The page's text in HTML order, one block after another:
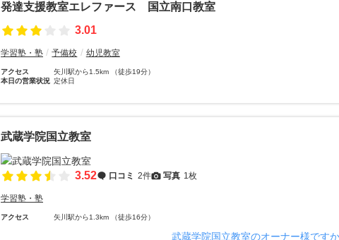
発達支援教室エレファース 国立南口教室
3.01
学習塾・塾 予備校 幼児教室
アクセス
矢川駅から1.5km （徒歩19分）
本日の営業状況 定休日
武蔵学院国立教室
3.52 口コミ 2件 写真 1枚
学習塾・塾
アクセス 矢川駅から1.3km （徒歩16分）
武蔵学院国立教室のオーナー様です